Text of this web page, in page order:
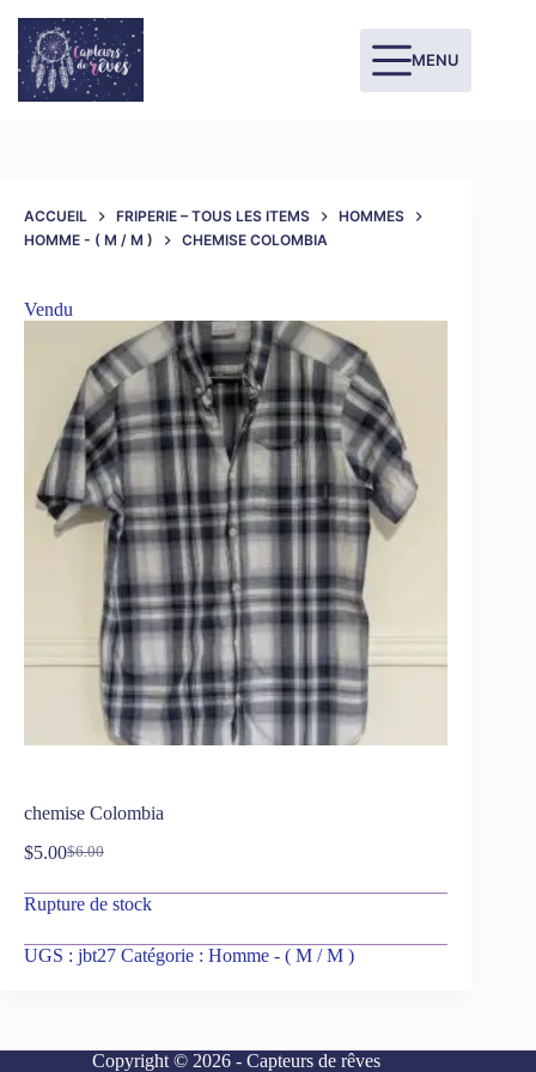
MENU
ACCUEIL FRIPERIE – TOUS LES ITEMS
HOMMES
HOMME - ( M / M )
CHEMISE COLOMBIA
Vendu
chemise Colombia
$6.00
$5.00
Rupture de stock
UGS : jbt27 Catégorie : Homme - ( M / M )
Copyright © 2026 - Capteurs de rêves